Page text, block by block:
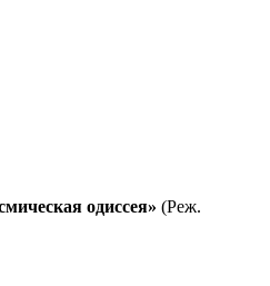
одиссея» (Реж.